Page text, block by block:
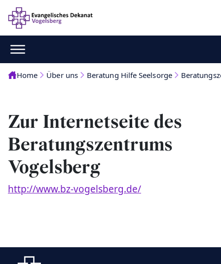
Home Über uns Beratung Hilfe Seelsorge
Zur Internetseite des
Beratungszentrums
Vogelsberg
http://www.bz-vogelsberg.de/